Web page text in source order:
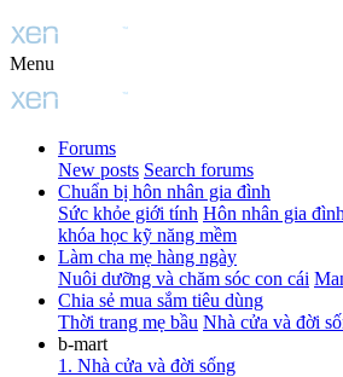
Menu
Forums
New posts Search forums
Chuẩn bị hôn nhân gia đình
Sức khỏe giới tính Hôn nhân gia đình
khóa học kỹ năng mềm
Làm cha mẹ hàng ngày
Nuôi dưỡng và chăm sóc con cái
Chia sẻ mua sắm tiêu dùng
Thời trang mẹ bầu Nhà cửa và đời
b-mart
1. Nhà cửa và đời sống